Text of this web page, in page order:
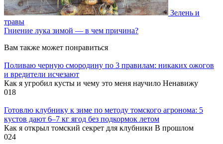
Зелень и
травы
Гниение лука зимой — в чем причина?
Вам также может понравиться
Поливаю черную смородину по 3 правилам: никаких ожогов
и вредители исчезают
Как я угробил кусты и чему это меня научило Ненавижу
018
Готовлю клубнику к зиме по методу томского агронома: 5
кустов дают 6–7 кг ягод без подкормок летом
Как я открыл томский секрет для клубники В прошлом
024